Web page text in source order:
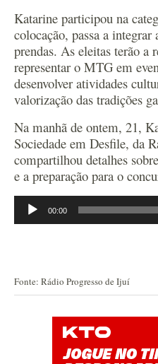
Katarine participou na
colocação, passa a integrar
prendas. As eleitas terão a
representar o MTG em
desenvolver atividades
valorização das tradições
Na manhã de ontem, 21,
Sociedade em Desfile, da
compartilhou detalhes
e a preparação para o
Tocador
áudio
00:00
Fonte: Rádio Progresso de Ijuí